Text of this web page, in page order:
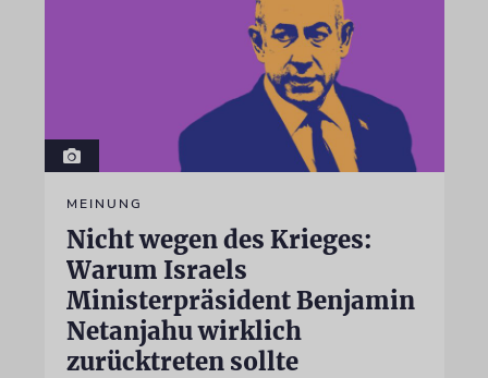
MEINUNG
Nicht wegen des Krieges:
Warum Israels
Ministerpräsident Benjamin
Netanjahu wirklich
zurücktreten sollte